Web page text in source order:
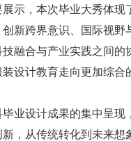
示，本次毕业大秀体现
新跨界意识、国际视野
融合与产业实践之间的
设计教育走向更加综合
业设计成果的集中呈
，从传统转化到未来想